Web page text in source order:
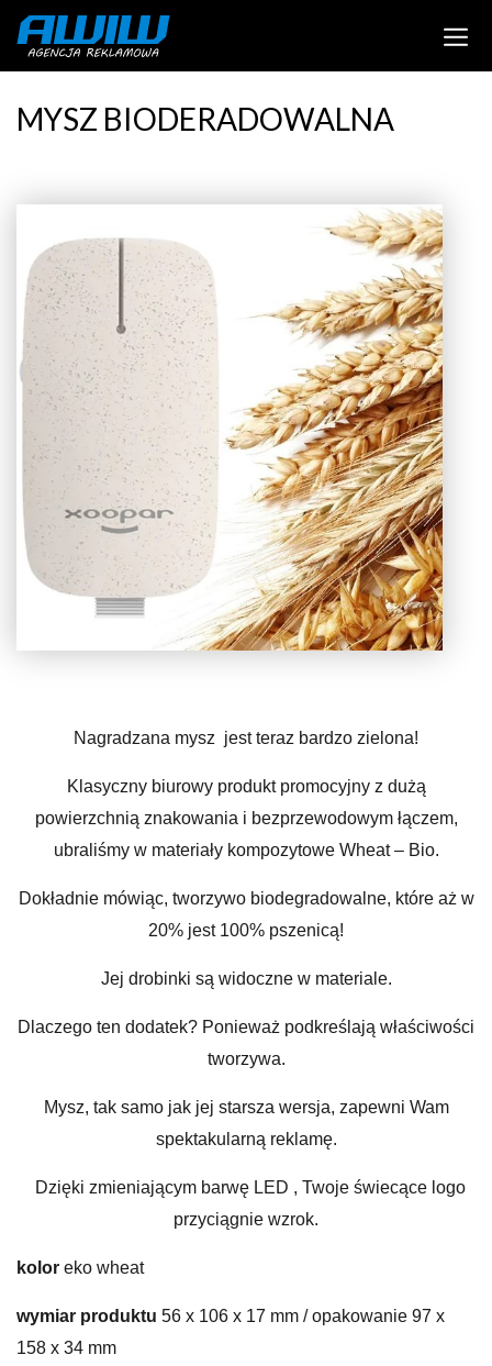
MYSZ BIODERADOWALNA
Nagradzana mysz jest teraz bardzo zielona!
Klasyczny biurowy produkt promocyjny z dużą
powierzchnią znakowania i bezprzewodowym łączem,
ubraliśmy w materiały kompozytowe Wheat – Bio.
Dokładnie mówiąc, tworzywo biodegradowalne, które aż w
20% jest 100% pszenicą!
Jej drobinki są widoczne w materiale.
Dlaczego ten dodatek? Ponieważ podkreślają właściwości
tworzywa.
Mysz, tak samo jak jej starsza wersja, zapewni Wam
spektakularną reklamę.
Dzięki zmieniającym barwę LED , Twoje świecące logo
przyciągnie wzrok.
kolor eko wheat
wymiar produktu 56 x 106 x 17 mm / opakowanie 97 x
158 x 34 mm